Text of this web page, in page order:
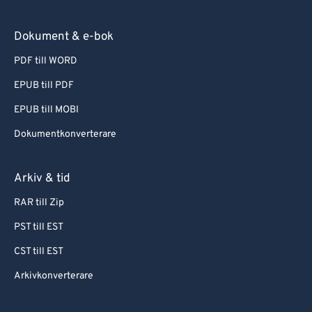
Dokument & e-bok
PDF till WORD
EPUB till PDF
EPUB till MOBI
Dokumentkonverterare
Arkiv & tid
RAR till Zip
PST till EST
CST till EST
Arkivkonverterare